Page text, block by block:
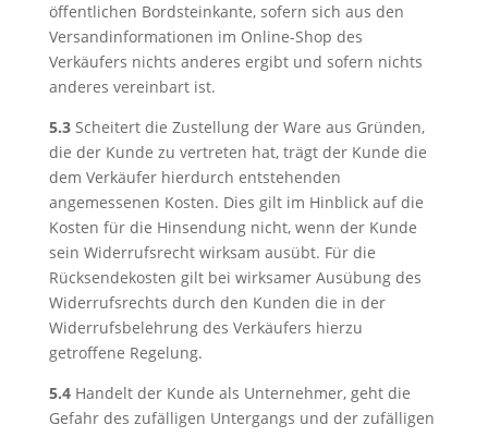
öffentlichen Bordsteinkante, sofern sich aus den
Versandinformationen im Online-Shop des
Verkäufers nichts anderes ergibt und sofern nichts
anderes vereinbart ist.
5.3Scheitert die Zustellung der Ware aus Gründen,
die der Kunde zu vertreten hat, trägt der Kunde die
dem Verkäufer hierdurch entstehenden
angemessenen Kosten. Dies gilt im Hinblick auf die
Kosten für die Hinsendung nicht, wenn der Kunde
sein Widerrufsrecht wirksam ausübt. Für die
Rücksendekosten gilt bei wirksamer Ausübung des
Widerrufsrechts durch den Kunden die in der
Widerrufsbelehrung des Verkäufers hierzu
getroffene Regelung.
5.4Handelt der Kunde als Unternehmer, geht die
Gefahr des zufälligen Untergangs und der zufälligen